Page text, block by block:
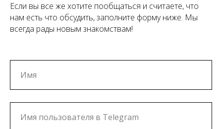
Если вы все же хотите пообщаться и считаете, что
нам есть что обсудить, заполните форму ниже. Мы
всегда рады новым знакомствам!